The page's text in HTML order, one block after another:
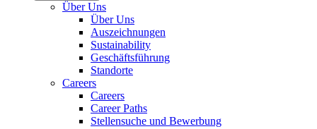
Über Uns
Über Uns
Auszeichnungen
Sustainability
Geschäftsführung
Standorte
Careers
Careers
Career Paths
Stellensuche und Bewerbung